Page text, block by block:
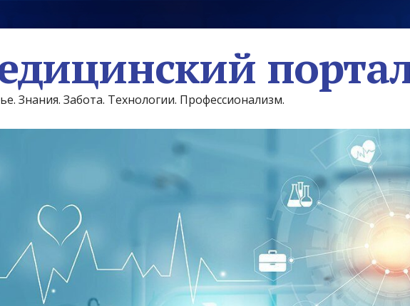
Знания. Забота. Технологии. Профессионализм.